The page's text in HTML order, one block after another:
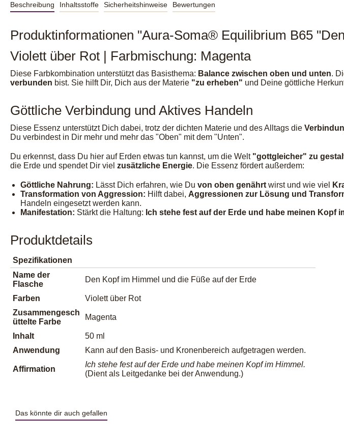
Beschreibung Inhaltsstoffe Sicherheitshinweise Bewertungen
Produktinformationen "Aura-Soma® Equilibrium B65
Violett über Rot | Farbmischung: Magenta
Diese Farbkombination unterstützt das Basisthema: Balance zwischen oben und unten.
verbunden bist. Sie hilft Dir, Dich aus der Materie "zu erheben" und Deine göttliche
Göttliche Verbindung und Aktives Handeln
Diese Essenz unterstützt Dich dabei, trotz der dichten Materie und des Alltags die
Du verbindest in Dir mehr und mehr das "Oben" mit dem "Unten".
Du erkennst, dass Du hier auf Erden etwas tun kannst, um die Welt "gottgleicher" zu
die Erde und spendet Dir viel zusätzliche Energie. Die Essenz fördert außerdem:
Göttliche Nahrung: Lässt Dich erfahren, wie Du von oben genährt wirst und wie viel
Transformation von Aggression: Hilft dabei, Aggressionen zur Lösung und
Handeln eingesetzt werden kann.
Manifestation: Stärkt die Haltung: Ich stehe fest auf der Erde und habe meinen Kopf
Produktdetails
Spezifikationen
Name der
Flasche
Den Kopf im Himmel und die Füße auf der Erde
Farben
Violett über Rot
Zusammengesch
üttelte Farbe
Magenta
Inhalt
50 ml
Anwendung
Kann auf den Basis- und Kronenbereich aufgetragen werden.
Affirmation
Ich stehe fest auf der Erde und habe meinen Kopf im Himmel.
(Dient als Leitgedanke bei der Anwendung.)
Das könnte dir auch gefallen